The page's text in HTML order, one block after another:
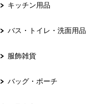
キッチン用品
バス・トイレ・洗面用品
服飾雑貨
バッグ・ポーチ